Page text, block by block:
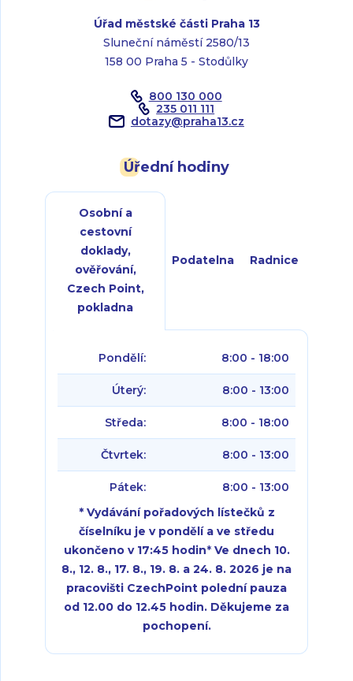
Úřad městské části Praha 13
Sluneční náměstí 2580/13
158 00 Praha 5 - Stodůlky
800 130 000
235 011 111
dotazy@praha13.cz
Úřední hodiny
Osobní a
cestovní
doklady,
ověřování,
Czech Point,
pokladna
Podatelna Radnice
Pondělí: 8:00 - 18:00
Úterý: 8:00 - 13:00
Středa: 8:00 - 18:00
Čtvrtek: 8:00 - 13:00
Pátek:
8:00 - 13:00
* Vydávání pořadových lístečků z
číselníku je v pondělí a ve středu
ukončeno v 17:45 hodin* Ve dnech 10.
8., 12. 8., 17. 8., 19. 8. a 24. 8. 2026 je na
pracovišti CzechPoint polední pauza
od 12.00 do 12.45 hodin. Děkujeme za
pochopení.